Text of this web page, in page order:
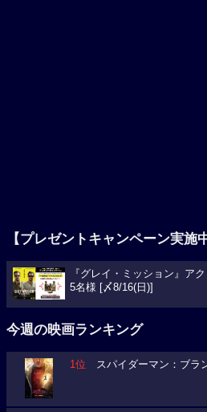
【プレゼントキャンペーン実施中
『グレイ・ミッション』ア
5名様 [〆8/16(日)]
今週の映画ランキング
1位 スパイダーマン：ブラ